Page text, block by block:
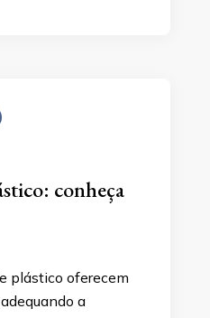
conheça
plástico oferecem
a